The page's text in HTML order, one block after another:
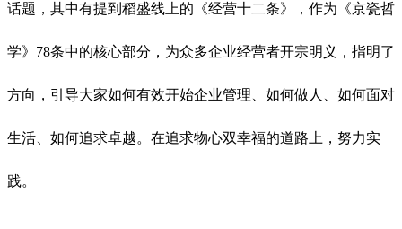
话题，其中有提到稻盛线上的《经营十二条》，作为《京瓷哲
学》78条中的核心部分，为众多企业经营者开宗明义，指明了
方向，引导大家如何有效开始企业管理、如何做人、如何面对
生活、如何追求卓越。在追求物心双幸福的道路上，努力实
践。